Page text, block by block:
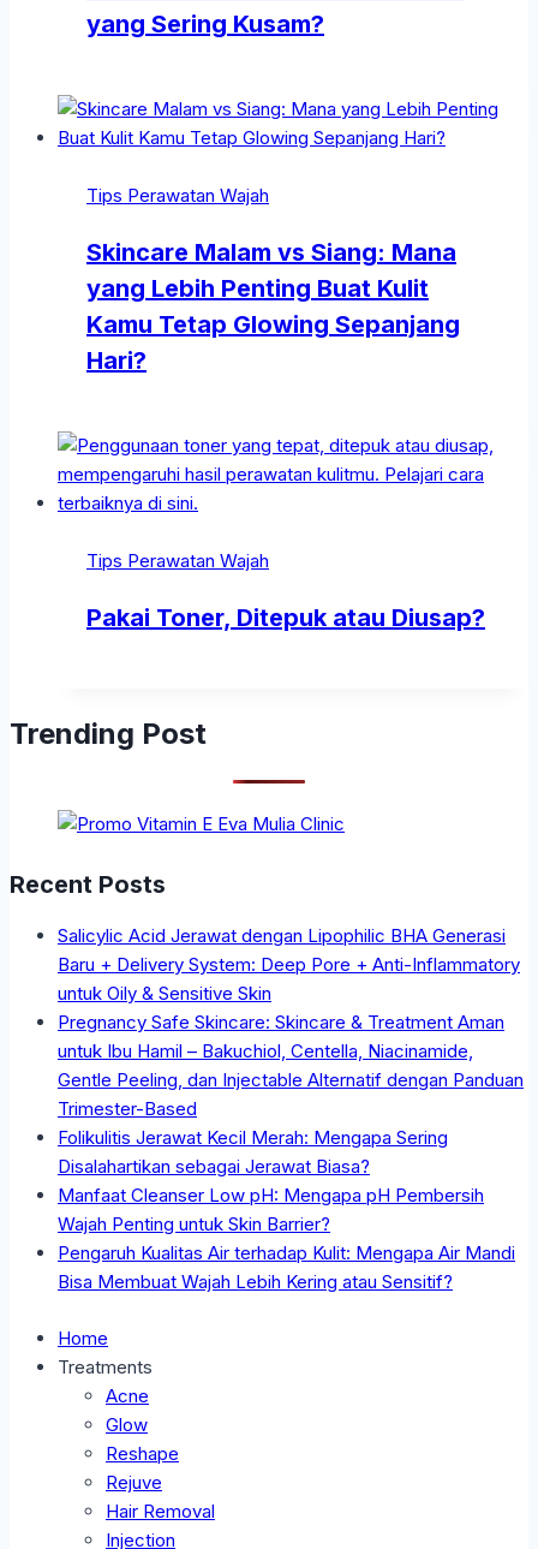
yang Sering Kusam?
Tips Perawatan Wajah
Skincare Malam vs Siang: Mana
yang Lebih Penting Buat Kulit
Kamu Tetap Glowing Sepanjang
Hari?
Tips Perawatan Wajah
Pakai Toner, Ditepuk atau Diusap?
Trending Post
Recent Posts
Salicylic Acid Jerawat dengan Lipophilic BHA Generasi
Baru + Delivery System: Deep Pore + Anti-Inflammatory
untuk Oily & Sensitive Skin
Pregnancy Safe Skincare: Skincare & Treatment Aman
untuk Ibu Hamil – Bakuchiol, Centella, Niacinamide,
Gentle Peeling, dan Injectable Alternatif dengan Panduan
Trimester-Based
Folikulitis Jerawat Kecil Merah: Mengapa Sering
Disalahartikan sebagai Jerawat Biasa?
Manfaat Cleanser Low pH: Mengapa pH Pembersih
Wajah Penting untuk Skin Barrier?
Pengaruh Kualitas Air terhadap Kulit: Mengapa Air Mandi
Bisa Membuat Wajah Lebih Kering atau Sensitif?
Home
Treatments
Acne
Glow
Reshape
Rejuve
Hair Removal
Injection